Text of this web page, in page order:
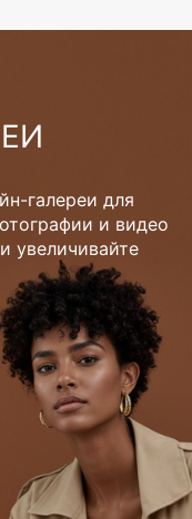
галереи для
и видео
увеличивайте